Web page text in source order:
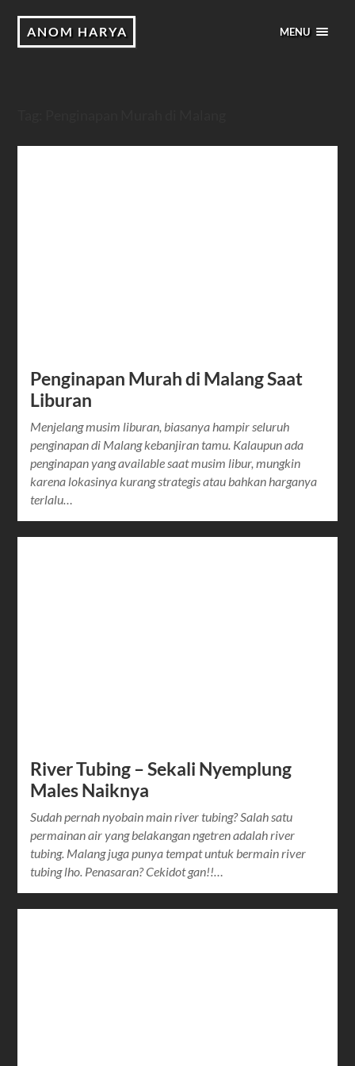
ANOM HARYA MENU
Penginapan Murah di Malang Saat
Liburan
Menjelang musim liburan, biasanya hampir seluruh
penginapan di Malang kebanjiran tamu. Kalaupun ada
penginapan yang available saat musim libur, mungkin
karena lokasinya kurang strategis atau bahkan harganya
terlalu…
River Tubing – Sekali Nyemplung
Males Naiknya
Sudah pernah nyobain main river tubing? Salah satu
permainan air yang belakangan ngetren adalah river
tubing. Malang juga punya tempat untuk bermain river
tubing lho. Penasaran? Cekidot gan!!…